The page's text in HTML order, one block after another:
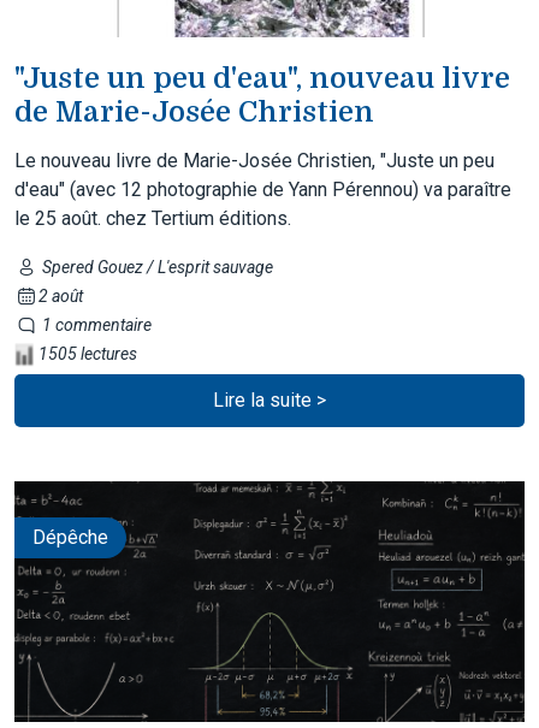
"Juste un peu d'eau", nouveau livre
de Marie-Josée Christien
Le nouveau livre de Marie-Josée Christien, "Juste un peu
d'eau" (avec 12 photographie de Yann Pérennou) va paraître
le 25 août. chez Tertium éditions.
Spered Gouez / L'esprit sauvage
2 août
1 commentaire
1505 lectures
Lire la suite >
Dépêche